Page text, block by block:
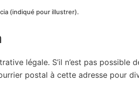
(indiqué pour illustrer).
légale. S’il n’est pas possible
postal à cette adresse pour